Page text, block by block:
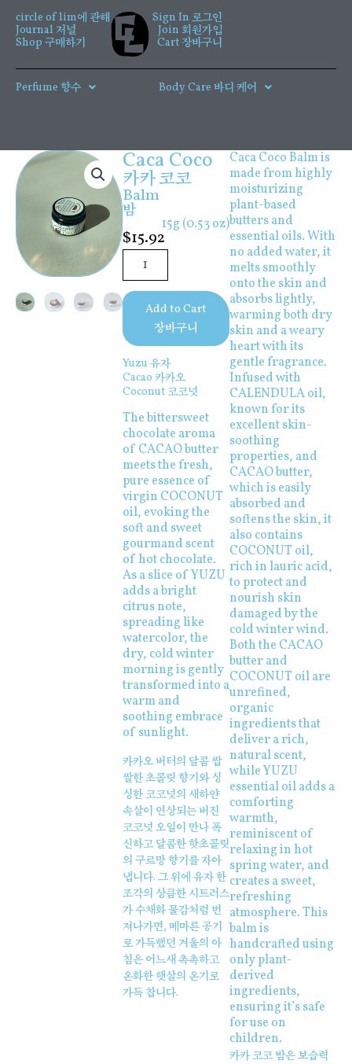
circle of lim에 관해
Journal 저널
Shop 구매하기
Sign In 로그인
Join 회원가입
Cart 장바구니
Perfume 향수 Body Care 바디 케어
Caca Coco
카카 코코
Balm
밤
15g (0.53 oz)
$15.92
Coco
수
량
Add to Cart
장바구니
Yuzu 유자
Cacao 카카오
Coconut 코코넛
The bittersweet
chocolate aroma
of CACAO butter
meets the fresh,
pure essence of
virgin COCONUT
oil, evoking the
soft and sweet
gourmand scent
of hot chocolate.
As a slice of YUZU
adds a bright
citrus note,
spreading like
watercolor, the
dry, cold winter
morning is gently
transformed into a
warm and
soothing embrace
of sunlight.
카카오 버터의 달콤 쌉
쌀한 초콜릿 향기와 싱
싱한 코코넛의 새하얀
속살이 연상되는 버진
코코넛 오일이 만나 폭
신하고 달콤한 핫초콜릿
의 구르망 향기를 자아
냅니다. 그 위에 유자 한
조각의 상큼한 시트러스
가 수채화 물감처럼 번
져나가면, 메마른 공기
로 가득했던 겨울의 아
침은 어느새 촉촉하고
온화한 햇살의 온기로
가득 찹니다.
Caca Coco Balm is
made from highly
moisturizing
plant-based
butters and
essential oils. With
no added water, it
melts smoothly
onto the skin and
absorbs lightly,
warming both dry
skin and a weary
heart with its
gentle fragrance.
Infused with
CALENDULA oil,
known for its
excellent skin-
soothing
properties, and
CACAO butter,
which is easily
absorbed and
softens the skin, it
also contains
COCONUT oil,
rich in lauric acid,
to protect and
nourish skin
damaged by the
cold winter wind.
Both the CACAO
butter and
COCONUT oil are
unrefined,
organic
ingredients that
deliver a rich,
natural scent,
while YUZU
essential oil adds a
comforting
warmth,
reminiscent of
relaxing in hot
spring water, and
creates a sweet,
refreshing
atmosphere. This
balm is
handcrafted using
only plant-
derived
ingredients,
ensuring it’s safe
for use on
children.
카카 코코 밤은 보습력